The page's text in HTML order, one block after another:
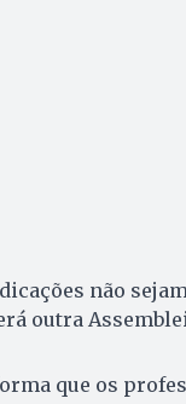
não
outra
que os